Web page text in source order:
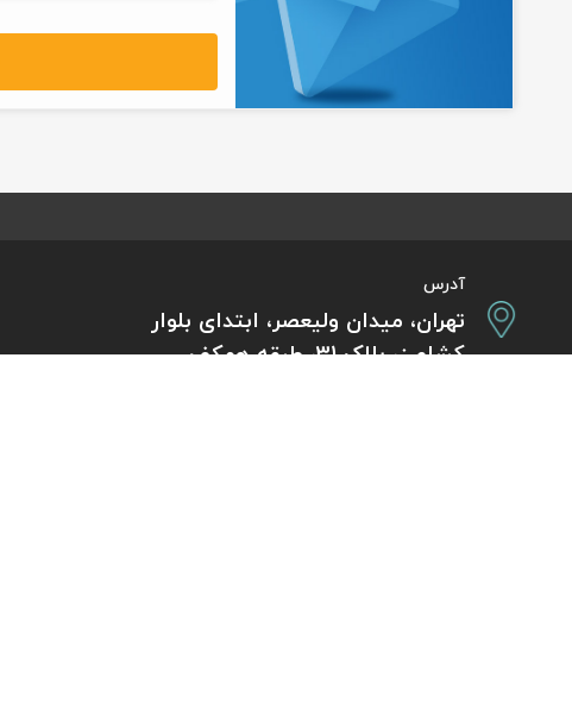
آدرس
تهران، میدان ولیعصر، ابتدای بلوار
کشاورز، پلاک 31، طبقه همکف